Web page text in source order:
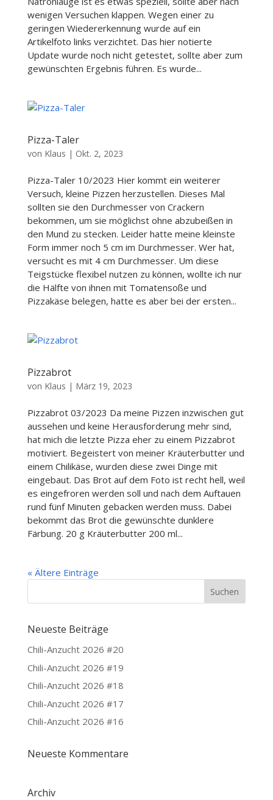
wenigen Versuchen klappen. Wegen einer zu
geringen Wiedererkennung wurde auf ein
Artikelfoto links verzichtet. Das hier notierte
Update wurde noch nicht getestet, sollte aber zum
gewünschten Ergebnis führen. Es wurde...
Pizza-Taler
von Klaus | Okt. 2, 2023
Pizza-Taler 10/2023 Hier kommt ein weiterer
Versuch, kleine Pizzen herzustellen. Dieses Mal
sollten sie den Durchmesser von Crackern
bekommen, um sie möglichst ohne abzubeißen in
den Mund zu stecken. Leider hatte meine kleinste
Form immer noch 5 cm im Durchmesser. Wer hat,
versucht es mit 4 cm Durchmesser. Um diese
Teigstücke flexibel nutzen zu können, wollte ich nur
die Hälfte von ihnen mit Tomatensoße und
Pizzakäse belegen, hatte es aber bei der ersten...
Pizzabrot
von Klaus | März 19, 2023
Pizzabrot 03/2023 Da meine Pizzen inzwischen gut
aussehen und keine Herausforderung mehr sind,
hat mich die letzte Pizza eher zu einem Pizzabrot
motiviert. Begeistert von meiner Kräuterbutter und
einem Chilikäse, wurden diese zwei Dinge mit
eingebaut. Das Brot auf dem Foto ist recht hell, weil
es eingefroren werden soll und nach dem Auftauen
rund fünf Minuten gebacken werden muss. Dabei
bekommt das Brot die gewünschte dunklere
Färbung. 20 g Kräuterbutter 200 ml...
« Ältere Einträge
Neueste Beiträge
Chili-Anzucht 2026 #20
Chili-Anzucht 2026 #19
Chili-Anzucht 2026 #18
Chili-Anzucht 2026 #17
Chili-Anzucht 2026 #16
Neueste Kommentare
Archiv